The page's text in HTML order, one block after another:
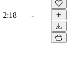
2:18 -